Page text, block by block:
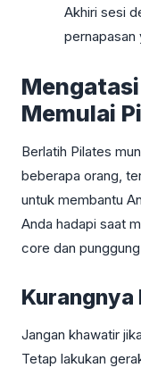
Akhiri sesi
pernapasan
Memulai
Berlatih Pilates
beberapa orang,
untuk membantu
Anda hadapi saat
core dan
Jangan khawatir
Tetap lakukan